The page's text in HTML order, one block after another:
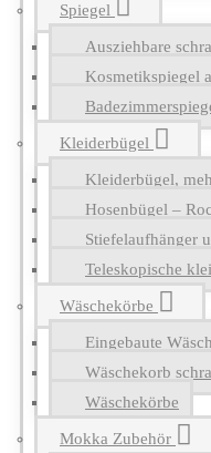
Spiegel
Ausziehbare
Kosmetikspiegel
Kleiderbügel
Kleiderbügel,
Hosenbügel –
Stiefelaufhänger
Teleskopische
Wäschekörbe
Eingebaute
Wäschekorb
Wäschekörbe
Mokka Zubehör